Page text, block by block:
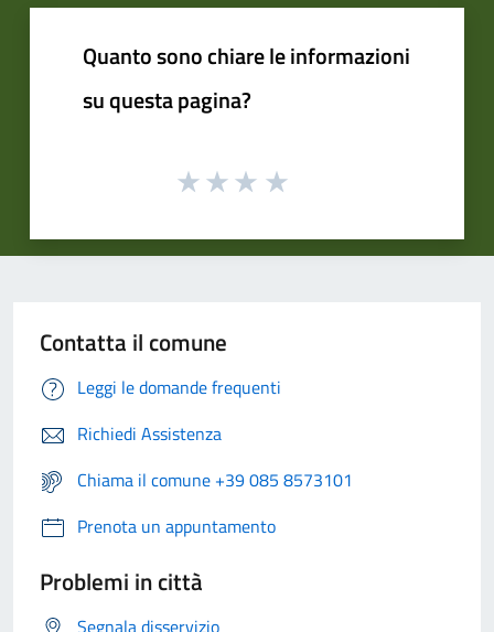
Quanto sono chiare le informazioni
su questa pagina?
Contatta il comune
Leggi le domande frequenti
Richiedi Assistenza
Chiama il comune +39 085 8573101
Prenota un appuntamento
Problemi in città